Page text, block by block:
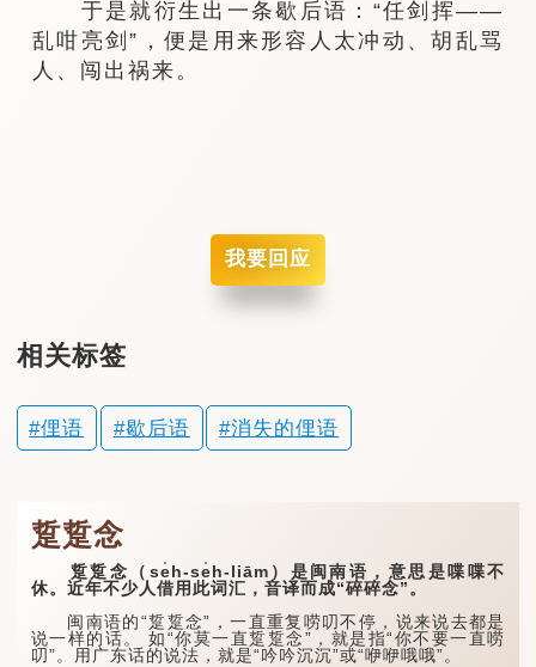
于是就衍生出一条歇后语：“任剑挥——
乱咁亮剑”，便是用来形容人太冲动、胡乱骂
人、闯出祸来。
我要回应
相关标签
俚语 歇后语 消失的俚语
踅踅念
踅踅念（se̍h-se̍h-liām）是闽南语，意思是喋喋不
休。近年不少人借用此词汇，音译而成“碎碎念”。
闽南语的“踅踅念”，一直重复唠叨不停，说来说去都是
说一样的话。 如“你莫一直踅踅念”，就是指“你不要一直唠
叨”。用广东话的说法，就是“吟吟沉沉”或“咿咿哦哦”。